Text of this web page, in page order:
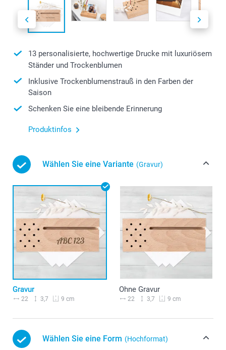
13 personalisierte, hochwertige Drucke mit luxuriösem
Ständer und Trockenblumen
Inklusive Trockenblumenstrauß in den Farben der
Saison
Schenken Sie eine bleibende Erinnerung
Produktinfos
Wählen Sie eine Variante (Gravur)
Gravur
22 3,7 9 cm
Ohne Gravur
22 3,7 9 cm
Wählen Sie eine Form (Hochformat)